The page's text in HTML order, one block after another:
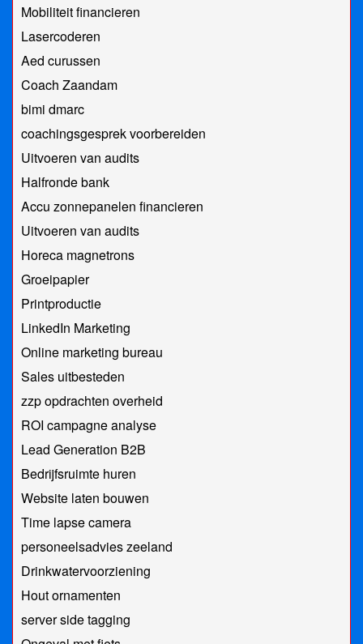
Mobiliteit financieren
Lasercoderen
Aed curussen
Coach Zaandam
bimi dmarc
coachingsgesprek voorbereiden
Uitvoeren van audits
Halfronde bank
Accu zonnepanelen financieren
Uitvoeren van audits
Horeca magnetrons
Groeipapier
Printproductie
LinkedIn Marketing
Online marketing bureau
Sales uitbesteden
zzp opdrachten overheid
ROI campagne analyse
Lead Generation B2B
Bedrijfsruimte huren
Website laten bouwen
Time lapse camera
personeelsadvies zeeland
Drinkwatervoorziening
Hout ornamenten
server side tagging